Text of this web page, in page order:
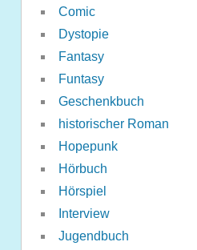
Comic
Dystopie
Fantasy
Funtasy
Geschenkbuch
historischer Roman
Hopepunk
Hörbuch
Hörspiel
Interview
Jugendbuch